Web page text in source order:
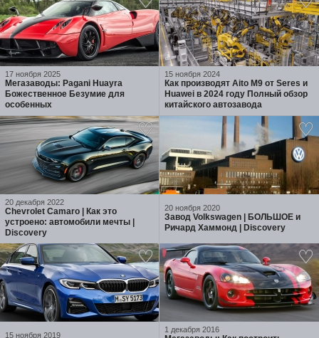
17 ноября 2025
Мегазаводы: Pagani Huayra
Божественное Безумие для
особенных
15 ноября 2024
Как производят Aito M9 от Seres и
Huawei в 2024 году Полный обзор
китайского автозавода
20 декабря 2022
Chevrolet Camaro | Как это
устроено: автомобили мечты |
Discovery
20 ноября 2020
Завод Volkswagen | БОЛЬШОЕ и
Ричард Хаммонд | Discovery
15 ноября 2019
1 декабря 2016